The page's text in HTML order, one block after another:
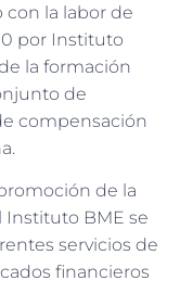
la labor de
por Instituto
la formación
de
compensación
de la
Instituto BME se
servicios de
financieros